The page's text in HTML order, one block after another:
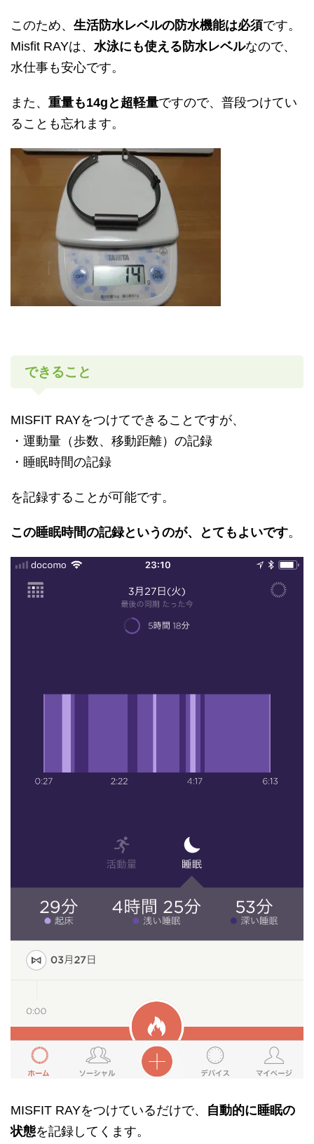
このため、 生活防水レベルの防水機能は必須です。
Misfit RAYは、 水泳にも使える防水レベルなので、
水仕事も安心です。
また、 重量も14gと超軽量ですので、普段つけてい
ることも忘れます。
できること
MISFIT RAYをつけてできることですが、
・運動量（歩数、移動距離）の記録
・睡眠時間の記録
を記録することが可能です。
この睡眠時間の記録というのが、とてもよいです。
MISFIT RAYをつけているだけで、 自動的に睡眠の
状態を記録してくます。